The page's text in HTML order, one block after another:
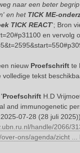
naar een beter
en het TICK ME-
TICK REACT'; Bron
en vervolg
nieuw Proefschrift te
volledige tekst
'Proefschrift H.D
and immunogenetic
2025-07-28 (28 juli
handle/2066/
ons/agenda/zicht ...